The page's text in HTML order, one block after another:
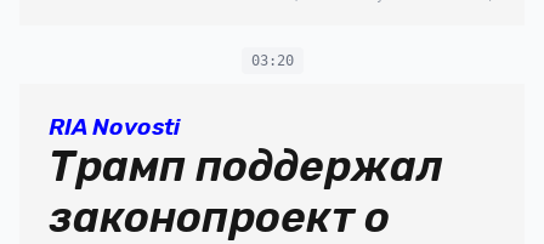
03:20
RIA Novosti
Трамп поддержал
законопроект о